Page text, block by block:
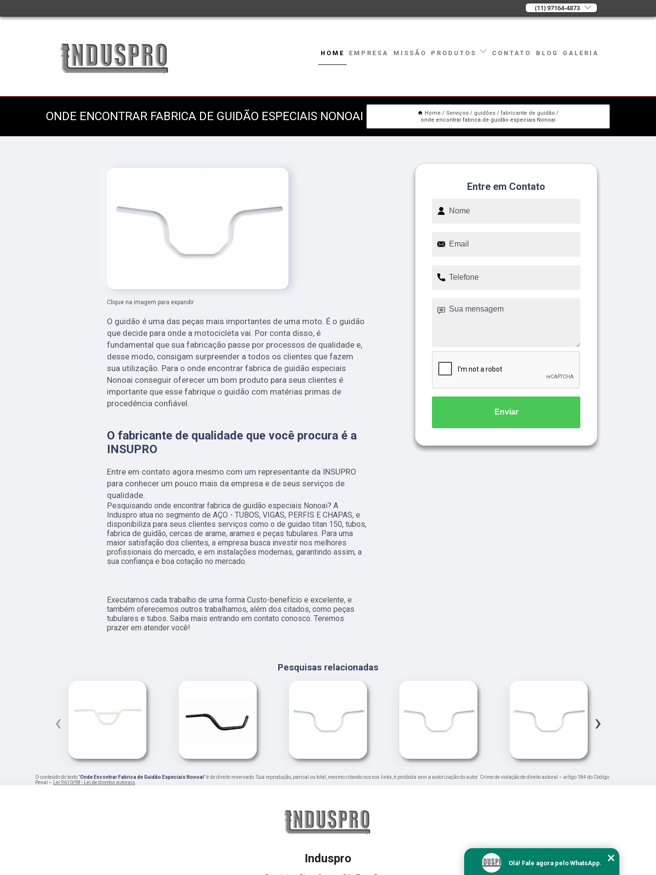
(11) 97164-4873
HOME EMPRESA MISSÃO PRODUTOS CONTATO BLOG GALERIA
ONDE ENCONTRAR FABRICA DE GUIDÃO ESPECIAIS NONOAI Home Serviços guidões
fabricante de guidão
onde encontrar fabrica de guidão especiais Nonoai
Clique na imagem para expandir
O guidão é uma das peças mais importantes de uma moto. É o guidão
que decide para onde a motocicleta vai. Por conta disso, é
fundamental que sua fabricação passe por processos de qualidade e,
desse modo, consigam surpreender a todos os clientes que fazem
sua utilização. Para o onde encontrar fabrica de guidão especiais
Nonoai conseguir oferecer um bom produto para seus clientes é
importante que esse fabrique o guidão com matérias primas de
procedência confiável.
O fabricante de qualidade que você procura é a
INSUPRO
Entre em contato agora mesmo com um representante da INSUPRO
para conhecer um pouco mais da empresa e de seus serviços de
qualidade.
Pesquisando onde encontrar fabrica de guidão especiais Nonoai? A
Induspro atua no segmento de AÇO - TUBOS, VIGAS, PERFIS E CHAPAS, e
disponibiliza para seus clientes serviços como o de guidao titan 150, tubos,
fabrica de guidão, cercas de arame, arames e peças tubulares. Para uma
maior satisfação dos clientes, a empresa busca investir nos melhores
profissionais do mercado, e em instalações modernas, garantindo assim, a
sua confiança e boa cotação no mercado.
Executamos cada trabalho de uma forma Custo-benefício e excelente, e
também oferecemos outros trabalhamos, além dos citados, como peças
tubulares e tubos. Saiba mais entrando em contato conosco. Teremos
prazer em atender você!
Entre em Contato
Enviar
Pesquisas relacionadas
‹ ›
O conteúdo do texto "Onde Encontrar Fabrica de Guidão Especiais Nonoai" é de direito reservado. Sua reprodução, parcial ou total, mesmo citando nossos links, é proibida sem a autorização do autor. Crime de violação de direito autoral – artigo 184 do Código
Penal – Lei 9610/98 - Lei de direitos autorais.
Induspro Olá! Fale agora pelo WhatsApp.